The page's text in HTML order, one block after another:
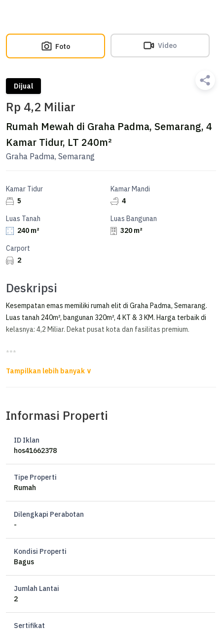
Foto Video
Dijual
Rp 4,2 Miliar
Rumah Mewah di Graha Padma, Semarang, 4
Kamar Tidur, LT 240m²
Graha Padma, Semarang
Kamar Tidur
5
Kamar Mandi
4
Luas Tanah
240 m²
Luas Bangunan
320 m²
Carport
2
Deskripsi
Kesempatan emas memiliki rumah elit di Graha Padma, Semarang.
Luas tanah 240m², bangunan 320m², 4 KT & 3 KM. Harga terbaik di
kelasnya: 4,2 Miliar. Dekat pusat kota dan fasilitas premium.
***
Luas Tanah 240m²
Kamar Tidur 4+1
Kamar Mandi 3+1
Water heater 2
Harga 4,2 M nego
Informasi Properti
ID Iklan
hos41662378
Tipe Properti
Rumah
Dilengkapi Perabotan
-
Kondisi Properti
Bagus
Jumlah Lantai
2
Sertifikat